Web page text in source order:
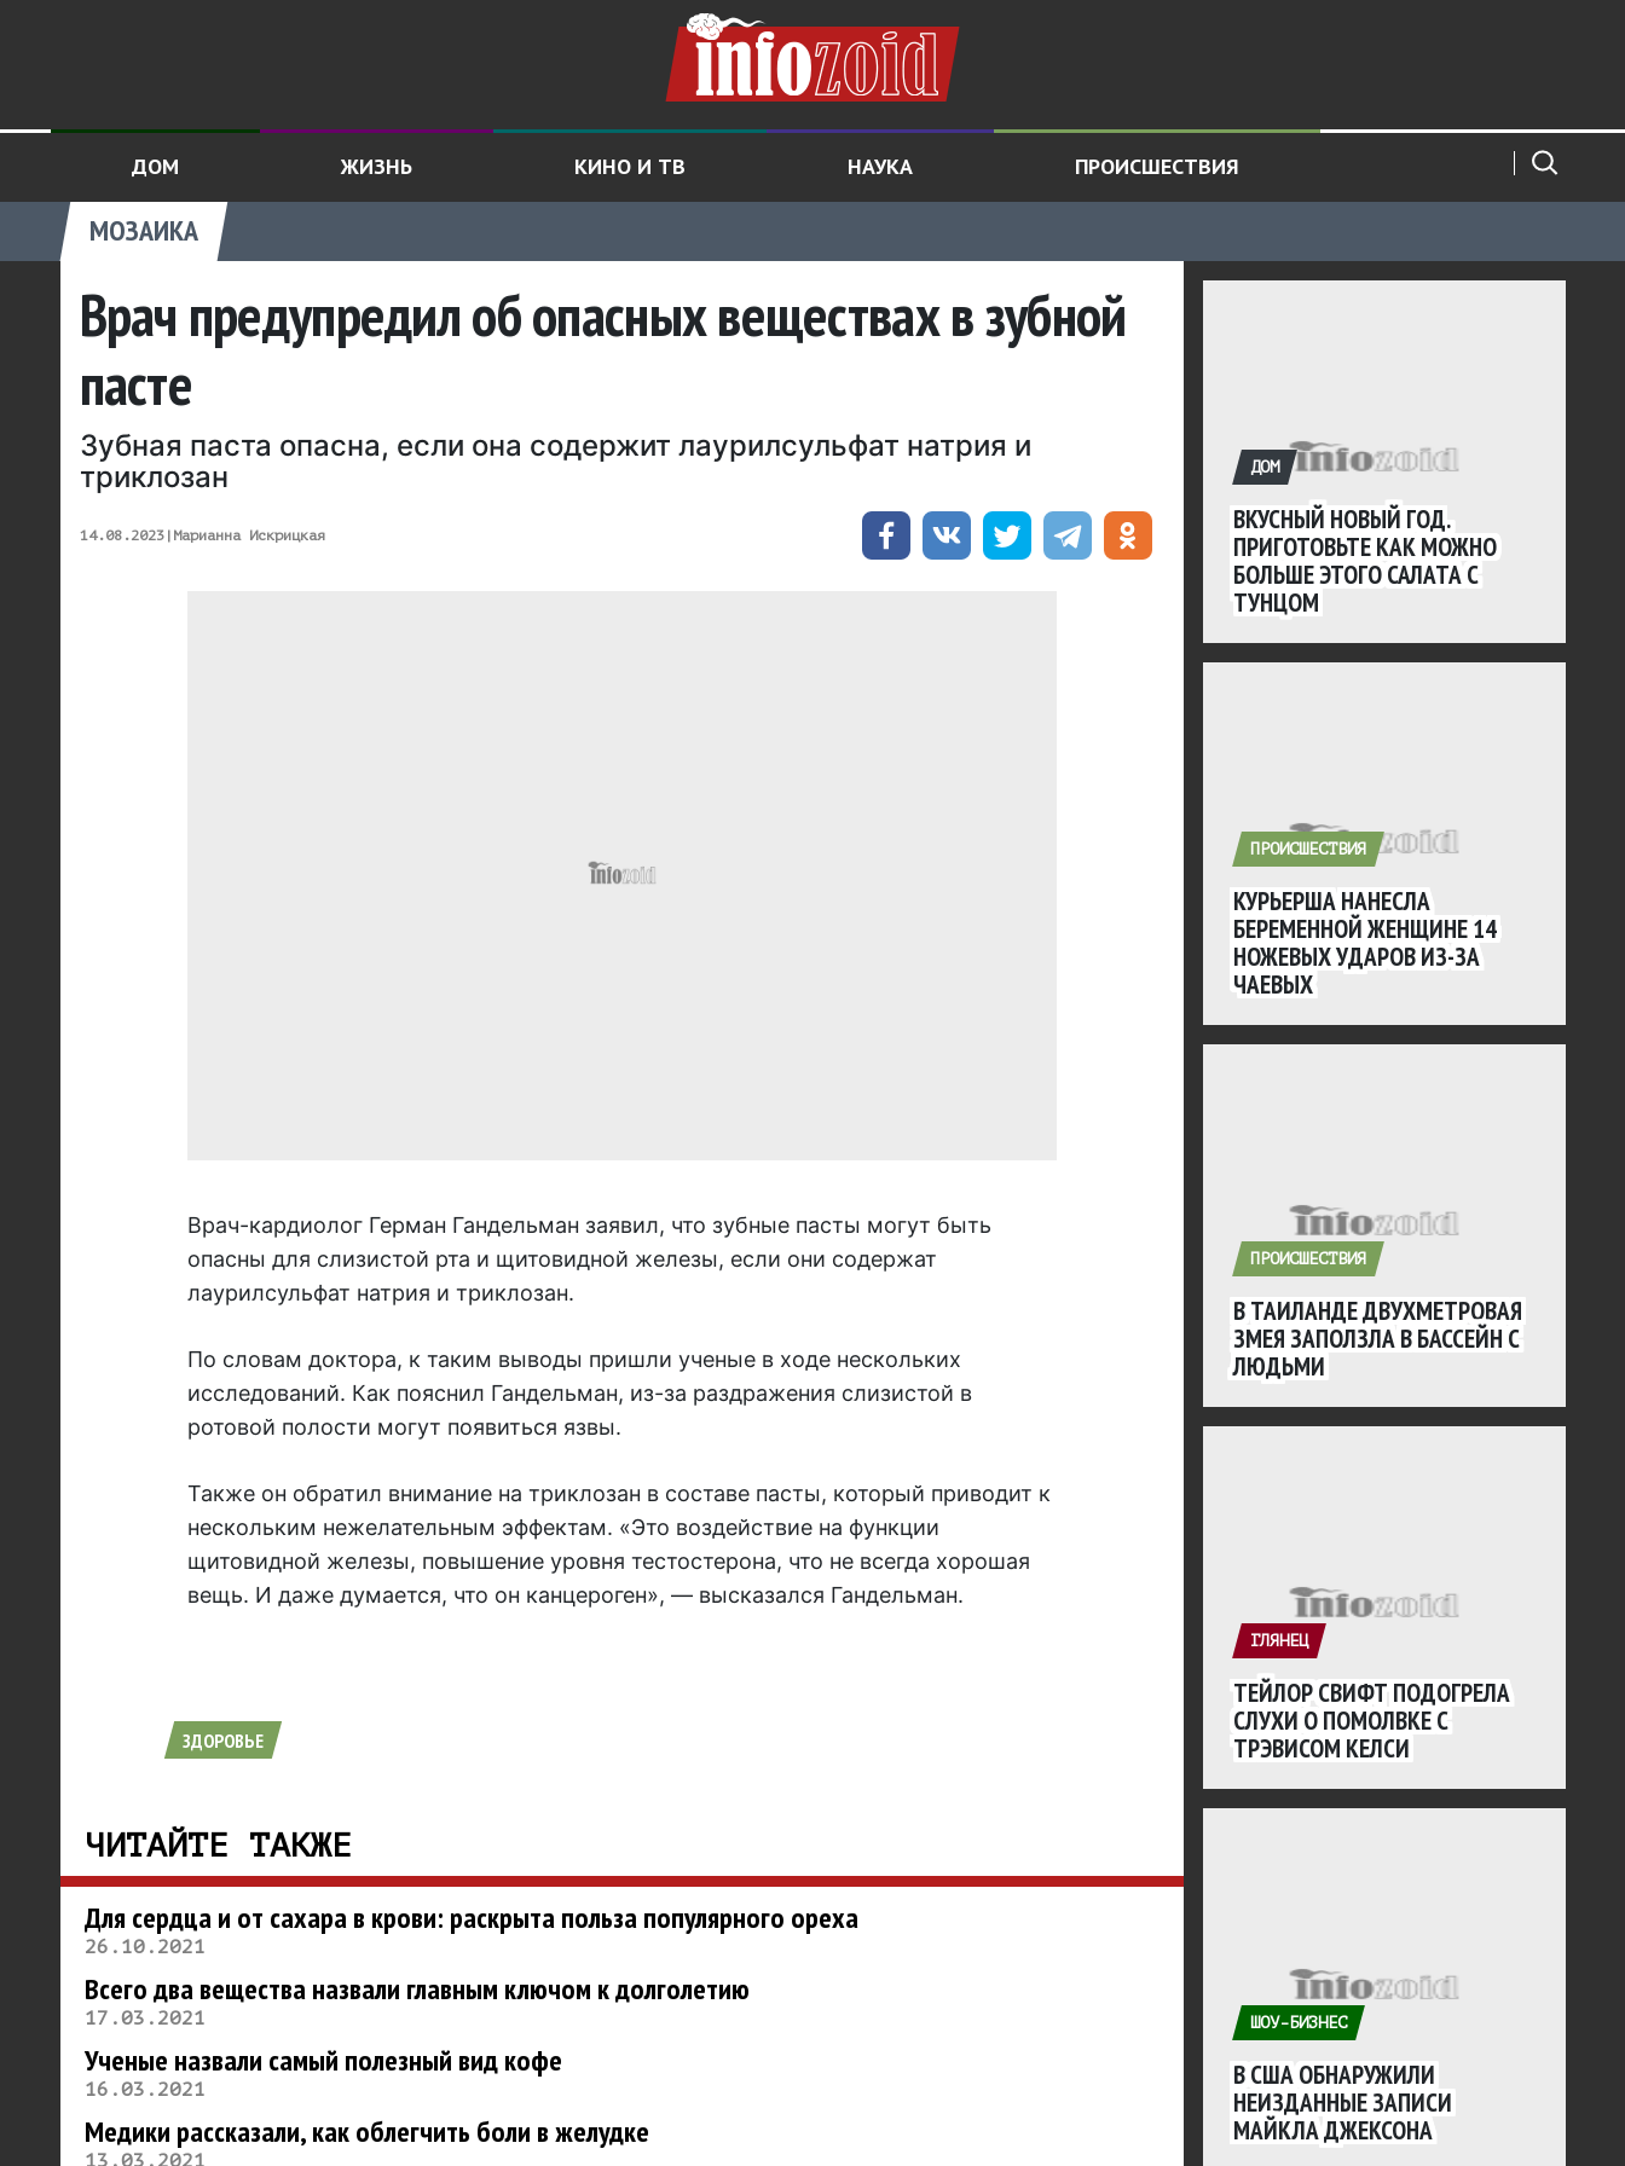
ДОМ ЖИЗНЬ КИНО И ТВ НАУКА ПРОИСШЕСТВИЯ
МОЗАИКА
Врач предупредил об опасных веществах в зубной
пасте
Зубная паста опасна, если она содержит лаурилсульфат натрия и
триклозан
14.08.2023| Марианна Искрицкая
Врач-кардиолог Герман Гандельман заявил, что зубные пасты могут быть
опасны для слизистой рта и щитовидной железы, если они содержат
лаурилсульфат натрия и триклозан.
По словам доктора, к таким выводы пришли ученые в ходе нескольких
исследований. Как пояснил Гандельман, из-за раздражения слизистой в
ротовой полости могут появиться язвы.
Также он обратил внимание на триклозан в составе пасты, который приводит к
нескольким нежелательным эффектам. «Это воздействие на функции
щитовидной железы, повышение уровня тестостерона, что не всегда хорошая
вещь. И даже думается, что он канцероген», — высказался Гандельман.
ЗДОРОВЬЕ
ЧИТАЙТЕ ТАКЖЕ
Для сердца и от сахара в крови: раскрыта польза популярного ореха
26.10.2021
Всего два вещества назвали главным ключом к долголетию
17.03.2021
Ученые назвали самый полезный вид кофе
16.03.2021
Медики рассказали, как облегчить боли в желудке
13.03.2021
ДОМ
ВКУСНЫЙ НОВЫЙ ГОД.
ПРИГОТОВЬТЕ КАК МОЖНО
БОЛЬШЕ ЭТОГО САЛАТА С
ТУНЦОМ
ПРОИСШЕСТВИЯ
КУРЬЕРША НАНЕСЛА
БЕРЕМЕННОЙ ЖЕНЩИНЕ 14
НОЖЕВЫХ УДАРОВ ИЗ-ЗА
ЧАЕВЫХ
ПРОИСШЕСТВИЯ
В ТАИЛАНДЕ ДВУХМЕТРОВАЯ
ЗМЕЯ ЗАПОЛЗЛА В БАССЕЙН С
ЛЮДЬМИ
ГЛЯНЕЦ
ТЕЙЛОР СВИФТ ПОДОГРЕЛА
СЛУХИ О ПОМОЛВКЕ С
ТРЭВИСОМ КЕЛСИ
ШОУ-БИЗНЕС
В США ОБНАРУЖИЛИ
НЕИЗДАННЫЕ ЗАПИСИ
МАЙКЛА ДЖЕКСОНА